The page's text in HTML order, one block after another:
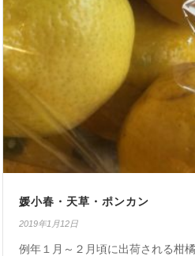
媛小春・天草・ポンカン
2019年1月12日
例年１月～２月頃に出荷される柑